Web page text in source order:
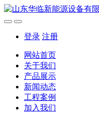
登录 注册
网站首页
关于我们
产品展示
新闻动态
工程案例
加入我们